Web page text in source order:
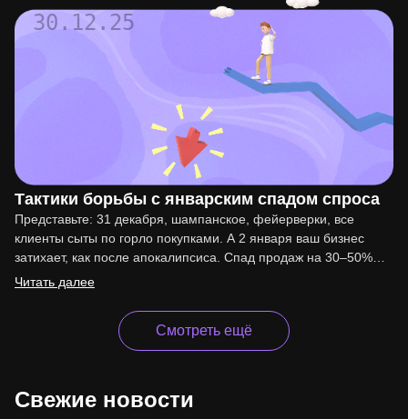
30.12.25
Тактики борьбы с январским спадом спроса
Представьте: 31 декабря, шампанское, фейерверки, все
клиенты сыты по горло покупками. А 2 января ваш бизнес
затихает, как после апокалипсиса. Спад продаж на 30–50%…
Читать далее
Смотреть ещё
Свежие новости